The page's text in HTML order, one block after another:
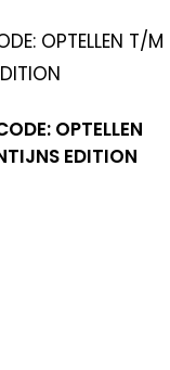
OPTELLEN
EDITION